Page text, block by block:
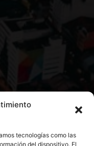
tecnologías como las
del dispositivo. El